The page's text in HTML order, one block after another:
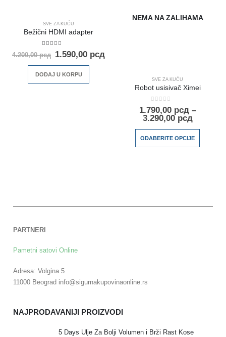
SVE ZA KUĆU
Bežični HDMI adapter
out of 5
4.200,00рсд 1.590,00 рсд
DODAJ U KORPU
NEMA NA ZALIHAMA
SVE ZA KUĆU
Robot usisivač Ximei
0out of 5
1.790,00 рсд–
3.290,00 рсд
ODABERITE OPCIJE
PARTNERI
Pametni satovi Online
Adresa: Volgina 5
11000 Beograd info@sigurnakupovinaonline.rs
NAJPRODAVANIJI PROIZVODI
5 Days Ulje Za Bolji Volumen i Brži Rast Kose